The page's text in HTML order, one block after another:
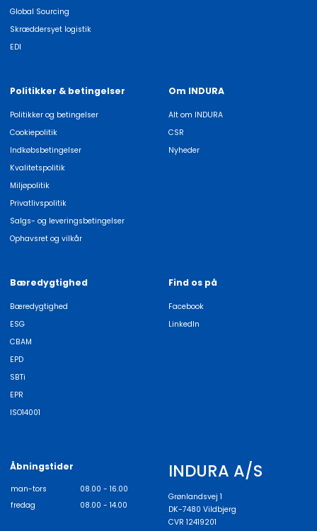
Global Sourcing
Skræddersyet logistik
EDI
Politikker & betingelser
Politikker og betingelser
Cookiepolitik
Indkøbsbetingelser
Kvalitetspolitik
Miljøpolitik
Privatlivspolitik
Salgs- og leveringsbetingelser
Ophavsret og vilkår
Om INDURA
Alt om INDURA
CSR
Nyheder
Bæredygtighed
Bæredygtighed
ESG
CBAM
EPD
SBTi
EPR
ISO14001
Find os på
Facebook
LinkedIn
Åbningstider
man-tors
08.00 - 16.00
fredag
08.00 - 14.00
INDURA A/S
Grønlandsvej 1
DK-7480 Vildbjerg
CVR 12419201